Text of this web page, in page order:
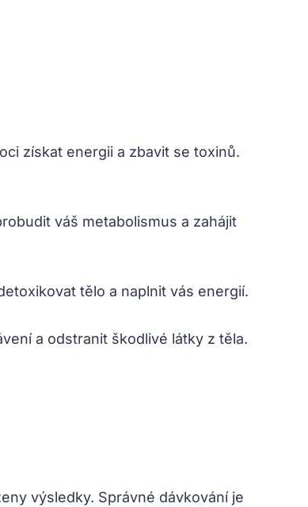
získat energii a zbavit se toxinů.
váš metabolismus a zahájit
tělo a naplnit vás energií.
a odstranit škodlivé látky z těla.
výsledky. Správné dávkování je